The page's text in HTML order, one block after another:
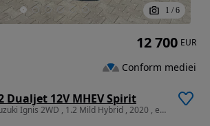
1 / 6
Dualjet 12V MHEV Spirit
1197 cm3 • 83 CP • Suzuki Ignis 2WD , 1.2 Mild Hybrid , 2020 , echipare Spirit
12 700 EUR
Conform mediei